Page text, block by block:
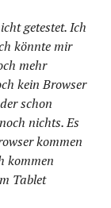
getestet. Ich
könnte mir
mehr
kein Browser
schon
nichts. Es
kommen
kommen
Tablet